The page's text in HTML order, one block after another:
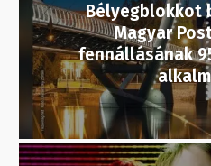
Bélyegblokkot
Magyar
fennállásának